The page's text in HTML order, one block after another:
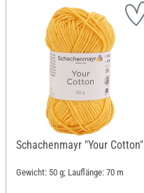
Schachenmayr "Your Cotton"
Gewicht: 50 g; Lauflänge: 70 m